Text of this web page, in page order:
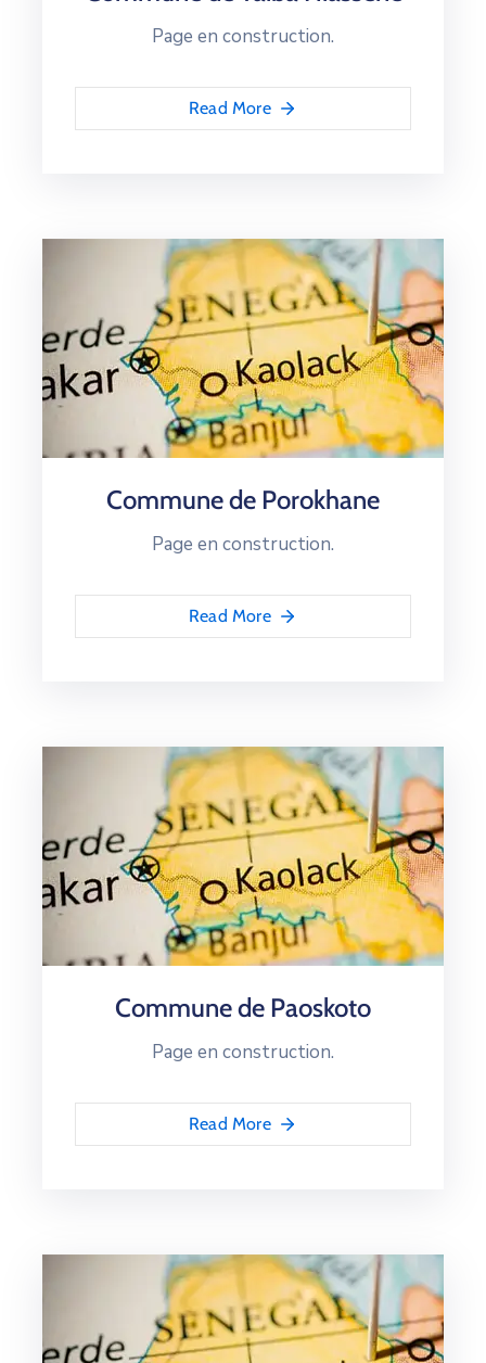
Page en construction.
Read More
Commune de Porokhane
Page en construction.
Read More
Commune de Paoskoto
Page en construction.
Read More